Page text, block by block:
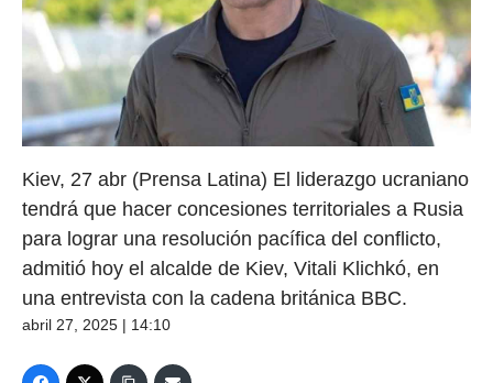
Kiev, 27 abr (Prensa Latina) El liderazgo ucraniano
tendrá que hacer concesiones territoriales a Rusia
para lograr una resolución pacífica del conflicto,
admitió hoy el alcalde de Kiev, Vitali Klichkó, en
una entrevista con la cadena británica BBC.
abril 27, 2025 | 14:10